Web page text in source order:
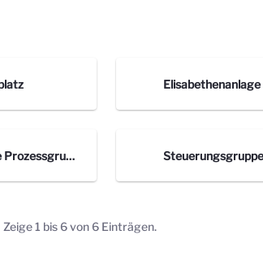
Elisabethenanlage
Protokolle Prozessgruppe Steuerungsgruppe
Zeige 1 bis 6 von 6 Einträgen.